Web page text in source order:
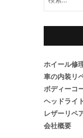
ホイール修
車の内装リ
ボディーコ
ヘッドライ
レザーリペ
会社概要